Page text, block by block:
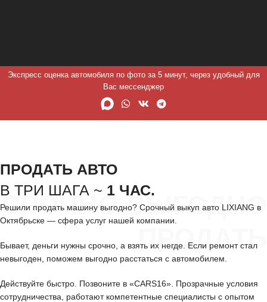
Экспресс оценка автомобиля по фото за 5 минут, через удобный для
Вас мессенджер
СРОЧНО ВЫГОДНО
ПРОДАТЬ
ПРОДАТЬ АВТО
В ТРИ ШАГА ~ 1 ЧАС.
Решили продать машину выгодно? Срочный выкуп авто LIXIANG в
Октябрьске — сфера услуг нашей компании.
Бывает, деньги нужны срочно, а взять их негде. Если ремонт стал
невыгоден, поможем выгодно расстаться с автомобилем.
Действуйте быстро. Позвоните в «CARS16». Прозрачные условия
сотрудничества, работают компетентные специалисты с опытом